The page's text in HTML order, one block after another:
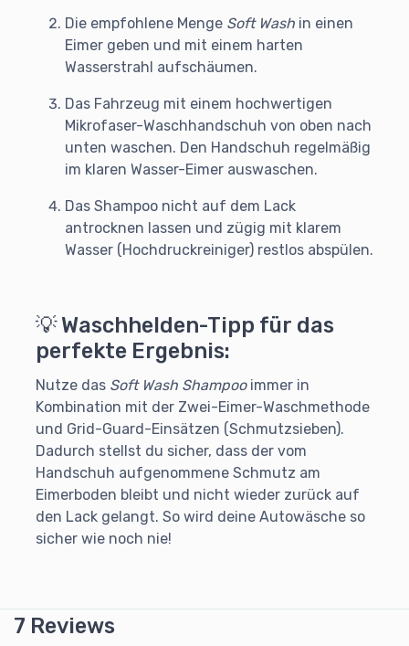
Die empfohlene Menge Soft Wash in einen
Eimer geben und mit einem harten
Wasserstrahl aufschäumen.
Das Fahrzeug mit einem hochwertigen
Mikrofaser-Waschhandschuh von oben nach
unten waschen. Den Handschuh regelmäßig
im klaren Wasser-Eimer auswaschen.
Das Shampoo nicht auf dem Lack
antrocknen lassen und zügig mit klarem
Wasser (Hochdruckreiniger) restlos abspülen.
💡 Waschhelden-Tipp für das
perfekte Ergebnis:
Nutze das Soft Wash Shampooimmer in
Kombination mit der Zwei-Eimer-Waschmethode
und Grid-Guard-Einsätzen (Schmutzsieben).
Dadurch stellst du sicher, dass der vom
Handschuh aufgenommene Schmutz am
Eimerboden bleibt und nicht wieder zurück auf
den Lack gelangt. So wird deine Autowäsche so
sicher wie noch nie!
7 Reviews